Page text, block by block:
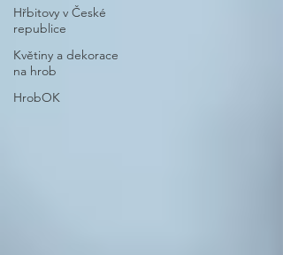
Hřbitovy v České
republice
Květiny a dekorace
na hrob
HrobOK